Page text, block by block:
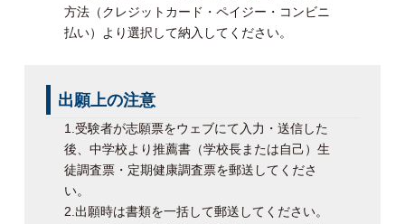
方法（クレジットカード・ペイジー・コンビニ
払い）より選択して納入してください。
出願上の注意
1.受験者が志願票をウェブにて入力・送信した
後、中学校より推薦書（学校長または自己）生
徒調査票・定期健康調査票を郵送してくださ
い。
2.出願時は書類を一括して郵送してください。